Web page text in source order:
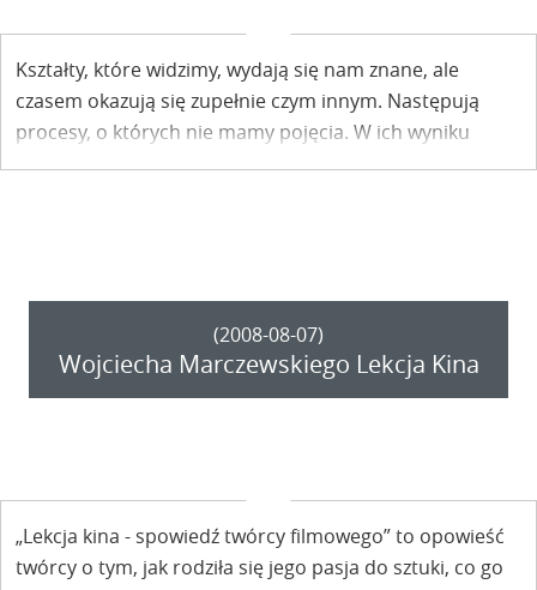
Kształty, które widzimy, wydają się nam znane, ale
czasem okazują się zupełnie czym innym. Następują
procesy, o których nie mamy pojęcia. W ich wyniku
postaje –Inny Świat. Pod tym hasłem już po raz
(2008-08-07)
Wojciecha Marczewskiego Lekcja Kina
„Lekcja kina - spowiedź twórcy filmowego” to opowieść
twórcy o tym, jak rodziła się jego pasja do sztuki, co go